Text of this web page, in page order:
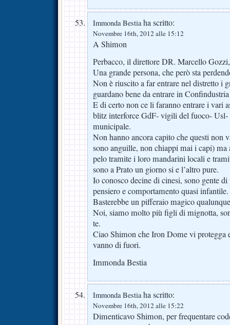
Immonda Bestiaha scritto:
Novembre 16th, 2012 alle 15:12
A Shimon
Perbacco, il direttore DR. Marcello
Una grande persona, che però sta
Non è riuscito a far entrare nel distretto i
guardano bene da entrare in
E di certo non ce li faranno entrare i vari
blitz interforce GdF- vigili del fuoco-
municipale.
Non hanno ancora capito che questi non
sono anguille, non chiappi mai i capi) ma
pelo tramite i loro mandarini locali e
sono a Prato un giorno si e l’altro pure.
Io conosco decine di cinesi, sono gente
pensiero e comportamento quasi infantile.
Basterebbe un pifferaio magico
Noi, siamo molto più figli di mignotta,
te.
Ciao Shimon che Iron Dome vi protegga
vanno di fuori.
Immonda Bestia
Immonda Bestiaha scritto:
Novembre 16th, 2012 alle 15:22
Dimenticavo Shimon, per frequentare